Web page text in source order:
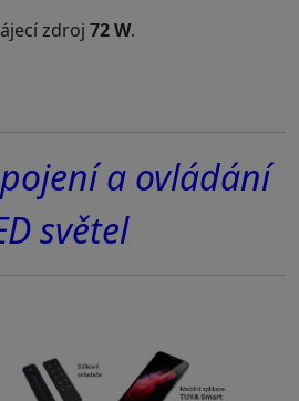
zdroj 72 W.
a ovládání
světel